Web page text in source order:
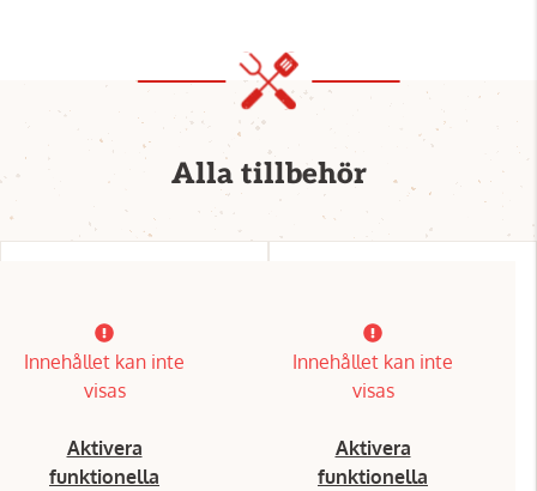
Alla tillbehör
Innehållet kan inte
visas
Aktivera
funktionella
Innehållet kan inte
visas
Aktivera
funktionella